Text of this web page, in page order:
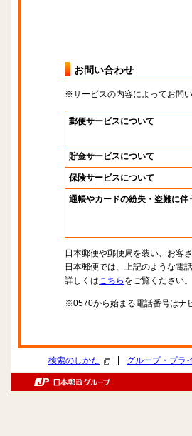
お問い合わせ
※サービスの内容によってお問
郵便サービスについて
貯金サービスについて
保険サービスについて
通帳やカードの紛失・盗難に伴
日本郵便や郵便局を装い、お客
日本郵便では、上記のような電
詳しくはこちら をご覧ください。
※0570から始まる電話番号はナ
検索のしかた グループ・プラ